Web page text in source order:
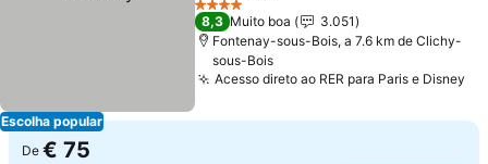
Escolha popular
4 Estrelas
8,3 Muito boa
3.051
Fontenay-sous-Bois, a 7.6 km de Clichy-
sous-Bois
Acesso direto ao RER para Paris e Disney
De € 75